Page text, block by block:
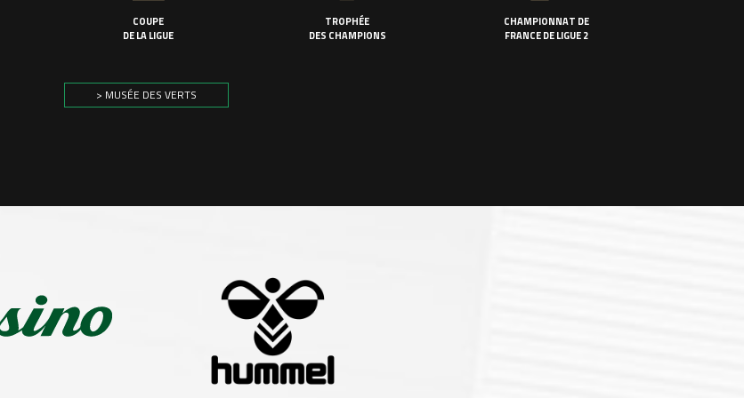
COUPE
DE LA LIGUE
TROPHÉE
DES CHAMPIONS
CHAMPIONNAT DE
FRANCE DE LIGUE 2
> MUSÉE DES VERTS